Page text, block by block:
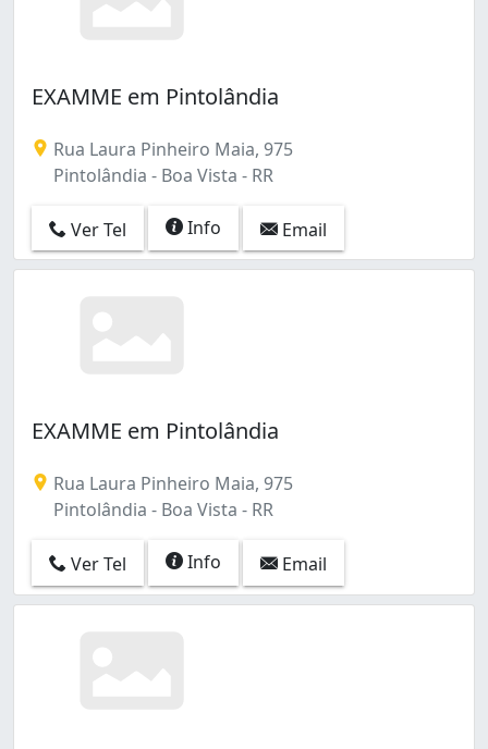
EXAMME em Pintolândia
Rua Laura Pinheiro Maia, 975
Pintolândia - Boa Vista - RR
Ver Tel Info Email
EXAMME em Pintolândia
Rua Laura Pinheiro Maia, 975
Pintolândia - Boa Vista - RR
Ver Tel Info Email